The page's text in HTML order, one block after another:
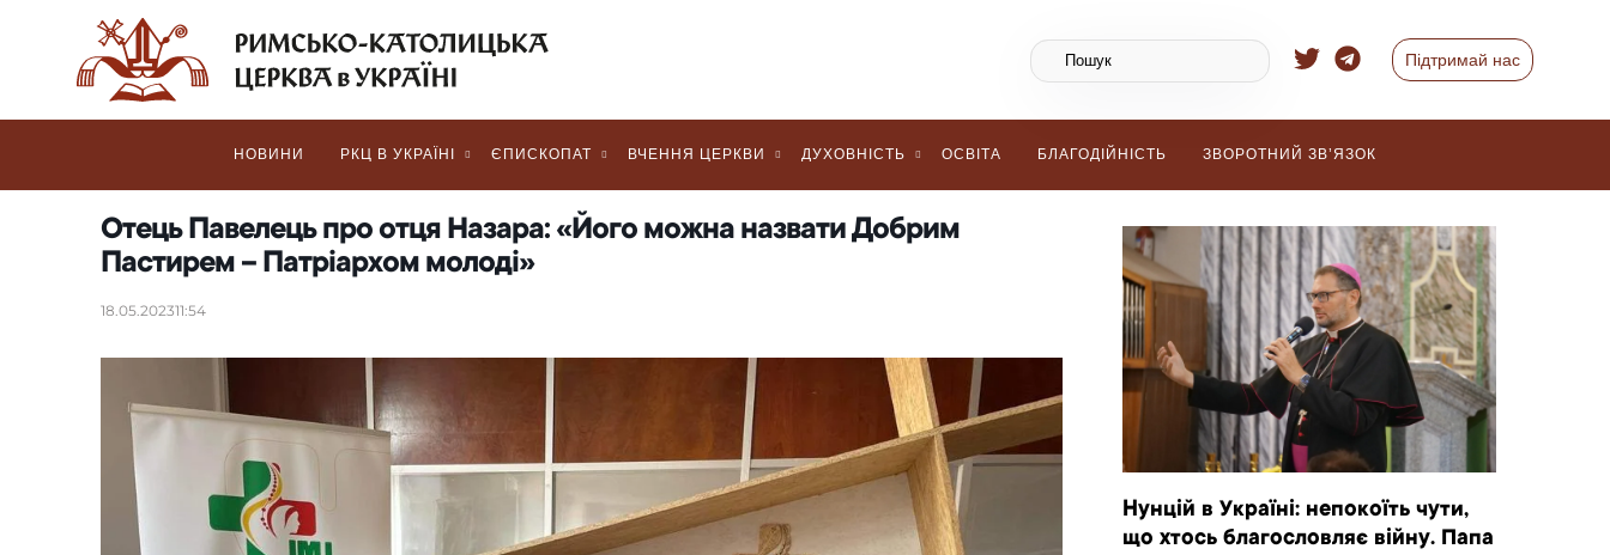
Підтримай нас
НОВИНИ РКЦ В УКРАЇНІ ЄПИСКОПАТ ВЧЕННЯ ЦЕРКВИ ДУХОВНІСТЬ ОСВІТА БЛАГОДІЙНІСТЬ ЗВОРОТНИЙ ЗВ’ЯЗОК
Отець Павелець про отця Назара: «Його можна назвати Добрим
Пастирем – Патріархом молоді»
18.05.202311:54
Нунцій в Україні: непокоїть чути,
що хтось благословляє війну. Папа